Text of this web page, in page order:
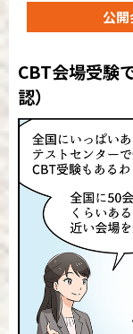
公
CBT会場受験
認）